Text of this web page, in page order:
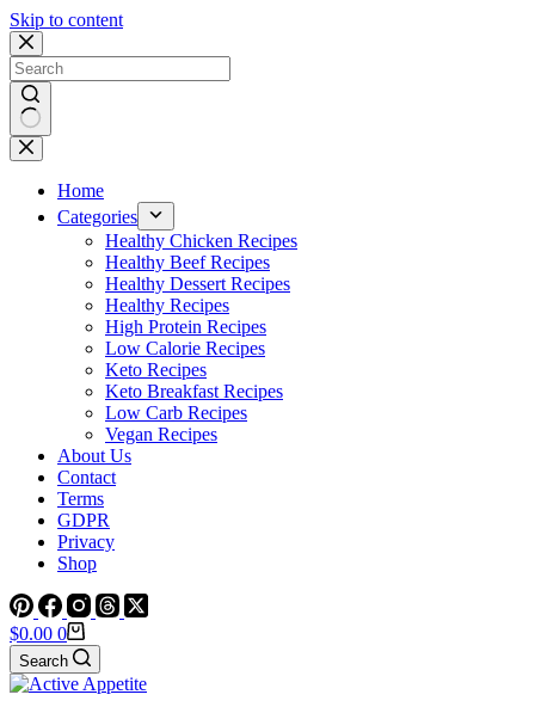
Skip to content
No
results
Home
Categories
Healthy Chicken Recipes
Healthy Beef Recipes
Healthy Dessert Recipes
Healthy Recipes
High Protein Recipes
Low Calorie Recipes
Keto Recipes
Keto Breakfast Recipes
Low Carb Recipes
Vegan Recipes
About Us
Contact
Terms
GDPR
Privacy
Shop
Shopping
cart
$0.00 0
Search